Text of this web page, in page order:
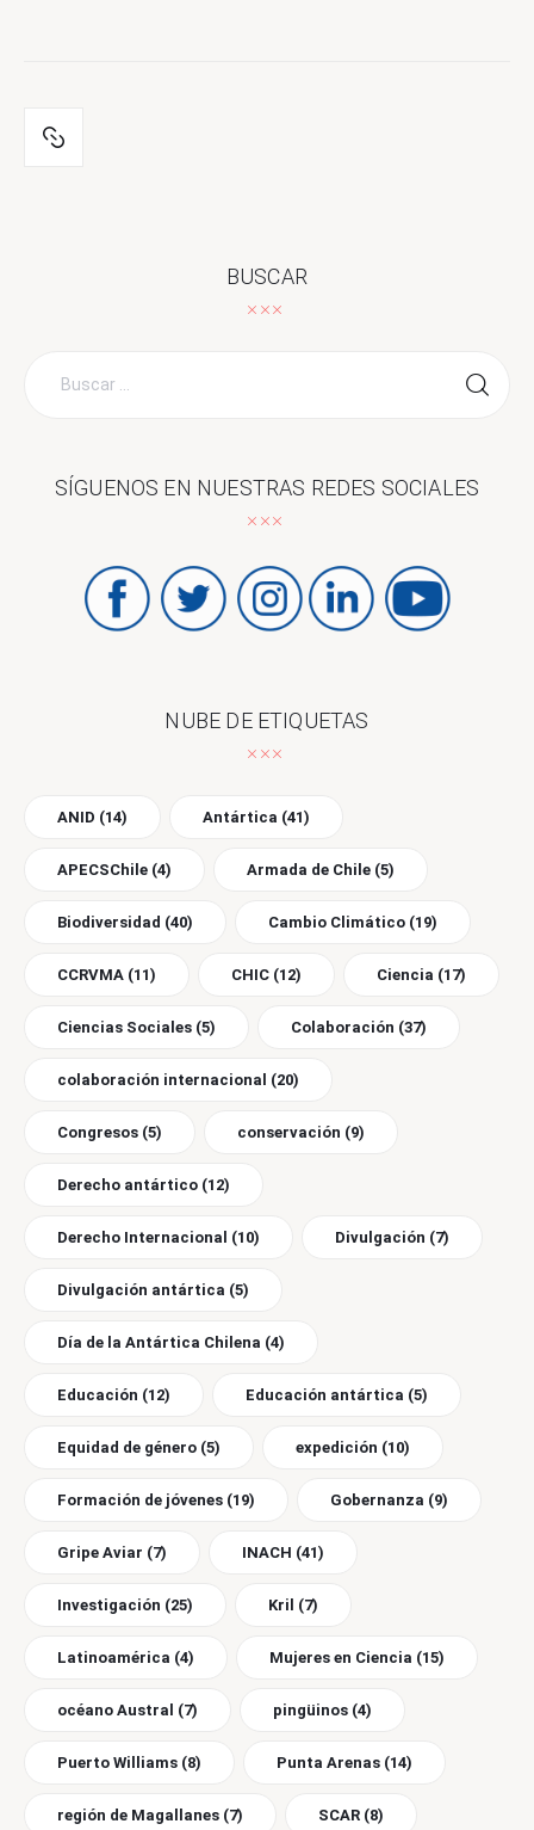
BUSCAR
SÍGUENOS EN NUESTRAS REDES SOCIALES
NUBE DE ETIQUETAS
ANID (14) Antártica (41)
APECSChile (4) Armada de Chile (5)
Biodiversidad (40) Cambio Climático (19)
CCRVMA (11) CHIC (12) Ciencia (17)
Ciencias Sociales (5) Colaboración (37)
colaboración internacional (20)
Congresos (5) conservación (9)
Derecho antártico (12)
Derecho Internacional (10) Divulgación (7)
Divulgación antártica (5)
Día de la Antártica Chilena (4)
Educación (12) Educación antártica (5)
Equidad de género (5) expedición (10)
Formación de jóvenes (19) Gobernanza (9)
Gripe Aviar (7) INACH (41)
Investigación (25) Kril (7)
Latinoamérica (4) Mujeres en Ciencia (15)
océano Austral (7) pingüinos (4)
Puerto Williams (8) Punta Arenas (14)
región de Magallanes (7) SCAR (8)